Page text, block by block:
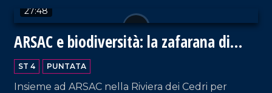
27:48
ARSAC e biodiversità: la zafarana di
Tortora
ST 4 PUNTATA
Insieme ad ARSAC nella Riviera dei Cedri per
VAI AL TITOLO